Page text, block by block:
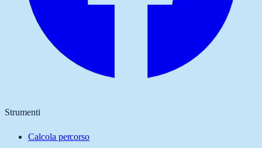
Strumenti
Calcola percorso